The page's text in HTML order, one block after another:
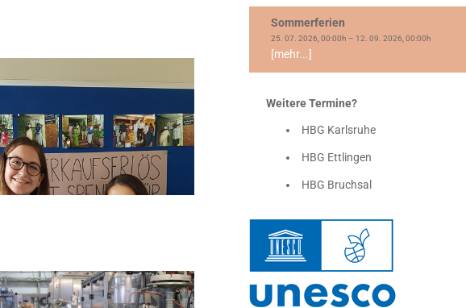
Sommerferien
25. 07. 2026, 00:00h – 12. 09. 2026, 00:00h
[mehr...]
Weitere Termine?
HBG Karlsruhe
HBG Ettlingen
HBG Bruchsal